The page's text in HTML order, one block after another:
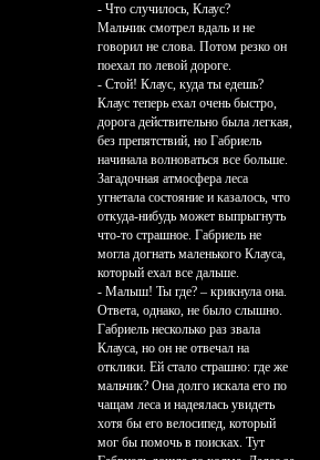
- Что случилось, Клаус?
Мальчик смотрел вдаль и не
говорил не слова. Потом резко он
поехал по левой дороге.
- Стой! Клаус, куда ты едешь?
Клаус теперь ехал очень быстро,
дорога действительно была легкая,
без препятствий, но Габриель
начинала волноваться все больше.
Загадочная атмосфера леса
угнетала состояние и казалось, что
откуда-нибудь может выпрыгнуть
что-то страшное. Габриель не
могла догнать маленького Клауса,
который ехал все дальше.
- Малыш! Ты где? – крикнула она.
Ответа, однако, не было слышно.
Габриель несколько раз звала
Клауса, но он не отвечал на
отклики. Ей стало страшно: где же
мальчик? Она долго искала его по
чащам леса и надеялась увидеть
хотя бы его велосипед, который
мог бы помочь в поисках. Тут